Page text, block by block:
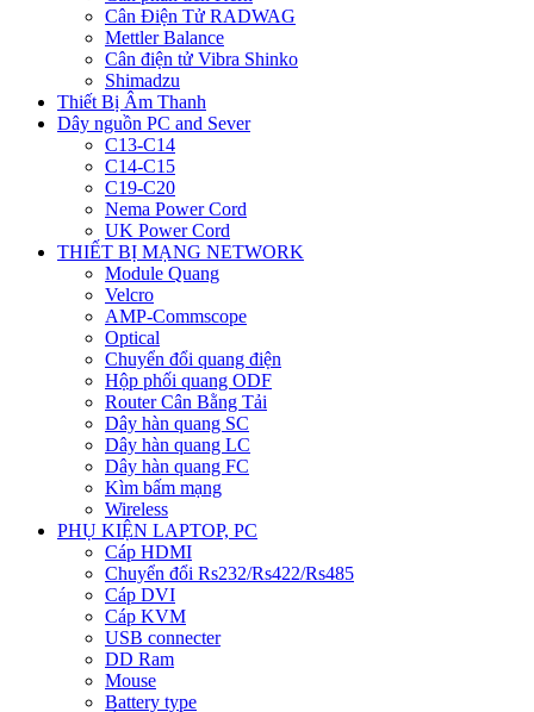
Cân Điện Tử RADWAG
Mettler Balance
Cân điện tử Vibra Shinko
Shimadzu
Thiết Bị Âm Thanh
Dây nguồn PC and Sever
C13-C14
C14-C15
C19-C20
Nema Power Cord
UK Power Cord
THIẾT BỊ MẠNG NETWORK
Module Quang
Velcro
AMP-Commscope
Optical
Chuyển đổi quang điện
Hộp phối quang ODF
Router Cân Bằng Tải
Dây hàn quang SC
Dây hàn quang LC
Dây hàn quang FC
Kìm bấm mạng
Wireless
PHỤ KIỆN LAPTOP, PC
Cáp HDMI
Chuyển đổi Rs232/Rs422/Rs485
Cáp DVI
Cáp KVM
USB connecter
DD Ram
Mouse
Battery type